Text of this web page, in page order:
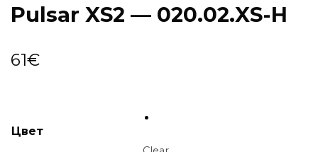
Pulsar XS2 — 020.02.XS-H
61€
Цвет